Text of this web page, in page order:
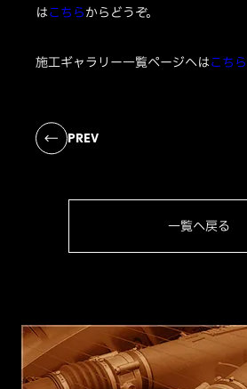
はこちらからどうぞ。
施工ギャラリー一覧ページへはこちら
PREV
一覧へ戻る